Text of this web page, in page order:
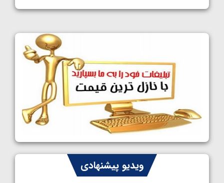
1405/05/11
کشتی آزاد نوجوانان جهان؛ رقبای نمایندگان
ایران مشخص شدند
1405/05/08
کشتی فرنگی نوجوانان جهان؛ سکوی تیمی
سوم برای ایران
1405/05/07
ایران چشم به راه چهار مدال در پنج وزن دوم
کشتی فرنگی نوجوانان جهانویدیو پیشنهادی